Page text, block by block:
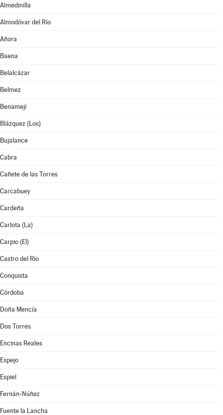
Almedinilla
Almodóvar del Río
Añora
Baena
Belalcázar
Belmez
Benamejí
Blázquez (Los)
Bujalance
Cabra
Cañete de las Torres
Carcabuey
Cardeña
Carlota (La)
Carpio (El)
Castro del Río
Conquista
Córdoba
Doña Mencía
Dos Torres
Encinas Reales
Espejo
Espiel
Fernán-Núñez
Fuente la Lancha